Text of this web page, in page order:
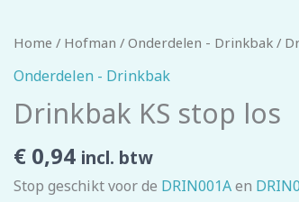
Home / Hofman / Onderdelen - Drinkbak /
Onderdelen - Drinkbak
Drinkbak KS stop los
€ 0,94 incl. btw
Stop geschikt voor de DRIN001Aen
Drinkbak
KS
los